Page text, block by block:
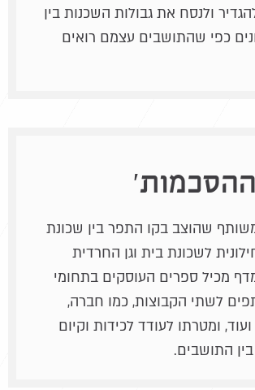
ולנסח את גבולות השכנות בין
כפי שהתושבים עצמם רואים
שהוצב בקו התפר בין שכונת
לשכונת בית וגן החרדית
מכיל ספרים העוסקים בתחומי
לשתי הקבוצות, כמו חברה,
ומטרתו לעודד לכידות וקיום
התושבים.